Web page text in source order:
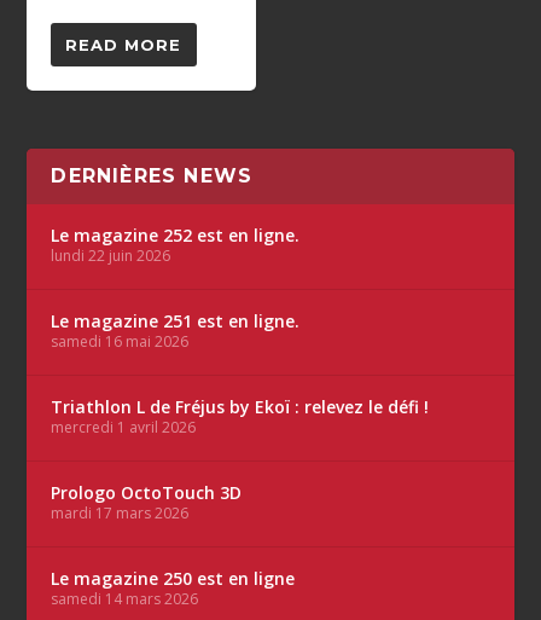
READ MORE
DERNIÈRES NEWS
Le magazine 252 est en ligne.
lundi 22 juin 2026
Le magazine 251 est en ligne.
samedi 16 mai 2026
Triathlon L de Fréjus by Ekoï : relevez le défi !
mercredi 1 avril 2026
Prologo OctoTouch 3D
mardi 17 mars 2026
Le magazine 250 est en ligne
samedi 14 mars 2026